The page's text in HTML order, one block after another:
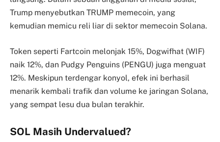
Trump menyebutkan TRUMP memecoin, yang
kemudian memicu reli liar di sektor memecoin Solana.
Token seperti Fartcoin melonjak 15%, Dogwifhat (WIF)
naik 12%, dan Pudgy Penguins (PENGU) juga menguat
12%. Meskipun terdengar konyol, efek ini berhasil
menarik kembali trafik dan volume ke jaringan Solana,
yang sempat lesu dua bulan terakhir.
SOL Masih Undervalued?